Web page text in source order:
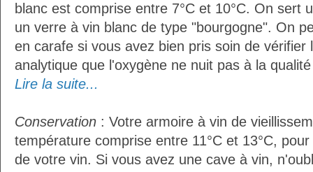
blanc est comprise entre 7°C et 10°C. On sert
un verre à vin blanc de type "bourgogne". On
en carafe si vous avez bien pris soin de vérifier
analytique que l'oxygène ne nuit pas à la
Lire la suite...
Conservation : Votre armoire à vin de
température comprise entre 11°C et 13°C,
de votre vin. Si vous avez une cave à vin,